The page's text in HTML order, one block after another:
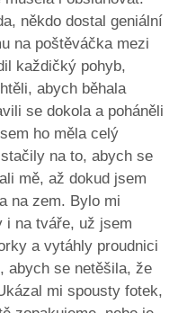
někdo dostal geniální
na poštěváčka mezi
každičký pohyb,
abych běhala
se dokola a poháněli
ho měla celý
na to, abych se
mě, až dokud jsem
na zem. Bylo mi
i na tváře, už jsem
a vytáhly proudnici
abych se netěšila, že
mi spousty fotek,